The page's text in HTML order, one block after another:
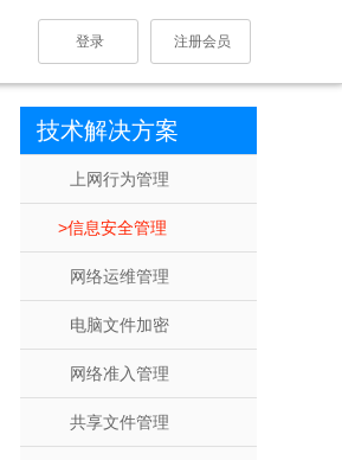
登录 注册会员
技术解决方案
上网行为管理
信息安全管理
网络运维管理
电脑文件加密
网络准入管理
共享文件管理